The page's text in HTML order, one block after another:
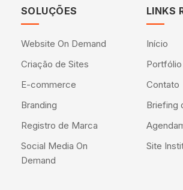
SOLUÇÕES
Website On Demand
Criação de Sites
E-commerce
Branding
Registro de Marca
Social Media On
Demand
LINKS
Início
Portfólio
Contato
Briefing
Site